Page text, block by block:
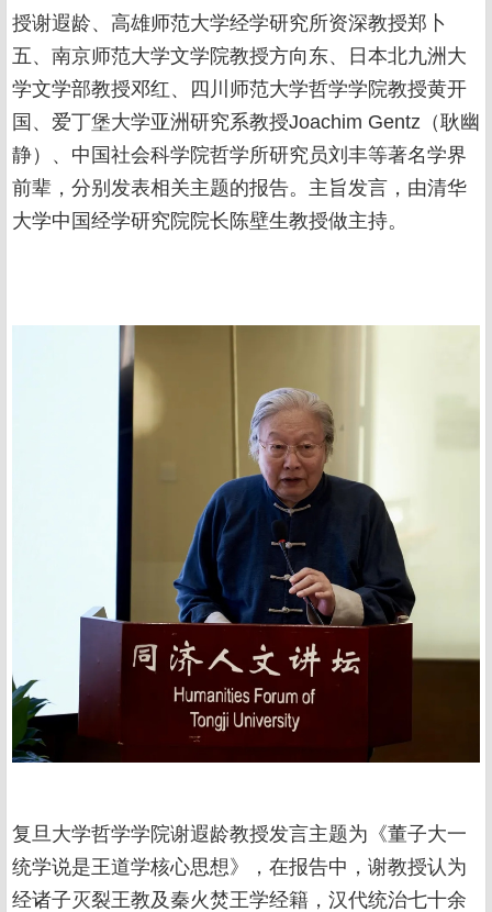
授谢遐龄、高雄师范大学经学研究所资深教授郑卜
五、南京师范大学文学院教授方向东、日本北九洲大
学文学部教授邓红、四川师范大学哲学学院教授黄开
国、爱丁堡大学亚洲研究系教授Joachim Gentz（耿幽
静）、中国社会科学院哲学所研究员刘丰等著名学界
前辈，分别发表相关主题的报告。主旨发言，由清华
大学中国经学研究院院长陈壁生教授做主持。
复旦大学哲学学院谢遐龄教授发言主题为《董子大一
统学说是王道学核心思想》，在报告中，谢教授认为
经诸子灭裂王教及秦火焚王学经籍，汉代统治七十余